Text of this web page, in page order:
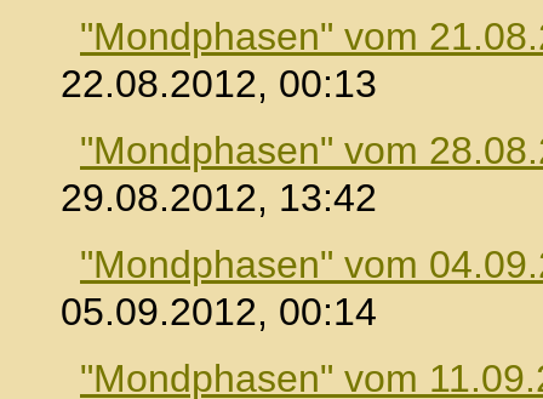
"Mondphasen" vom
22.08.2012, 00:13
"Mondphasen" vom
29.08.2012, 13:42
"Mondphasen" vom
05.09.2012, 00:14
"Mondphasen" vom